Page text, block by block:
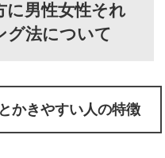
に男性女性それ
グ法について
かきやすい人の特徴